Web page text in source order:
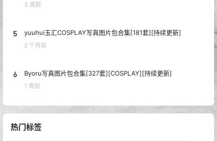
3 周前
5 yuuhui玉汇COSPLAY写真图片包合集[181套][持续更新]
2 个月前
6 Byoru写真图片包合集[327套][COSPLAY][持续更新]
1 周前
热门标签